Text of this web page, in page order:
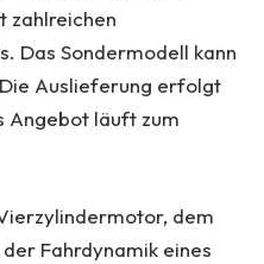
zahlreichen
Das Sondermodell kann
Auslieferung erfolgt
Angebot läuft zum
dem
Fahrdynamik eines